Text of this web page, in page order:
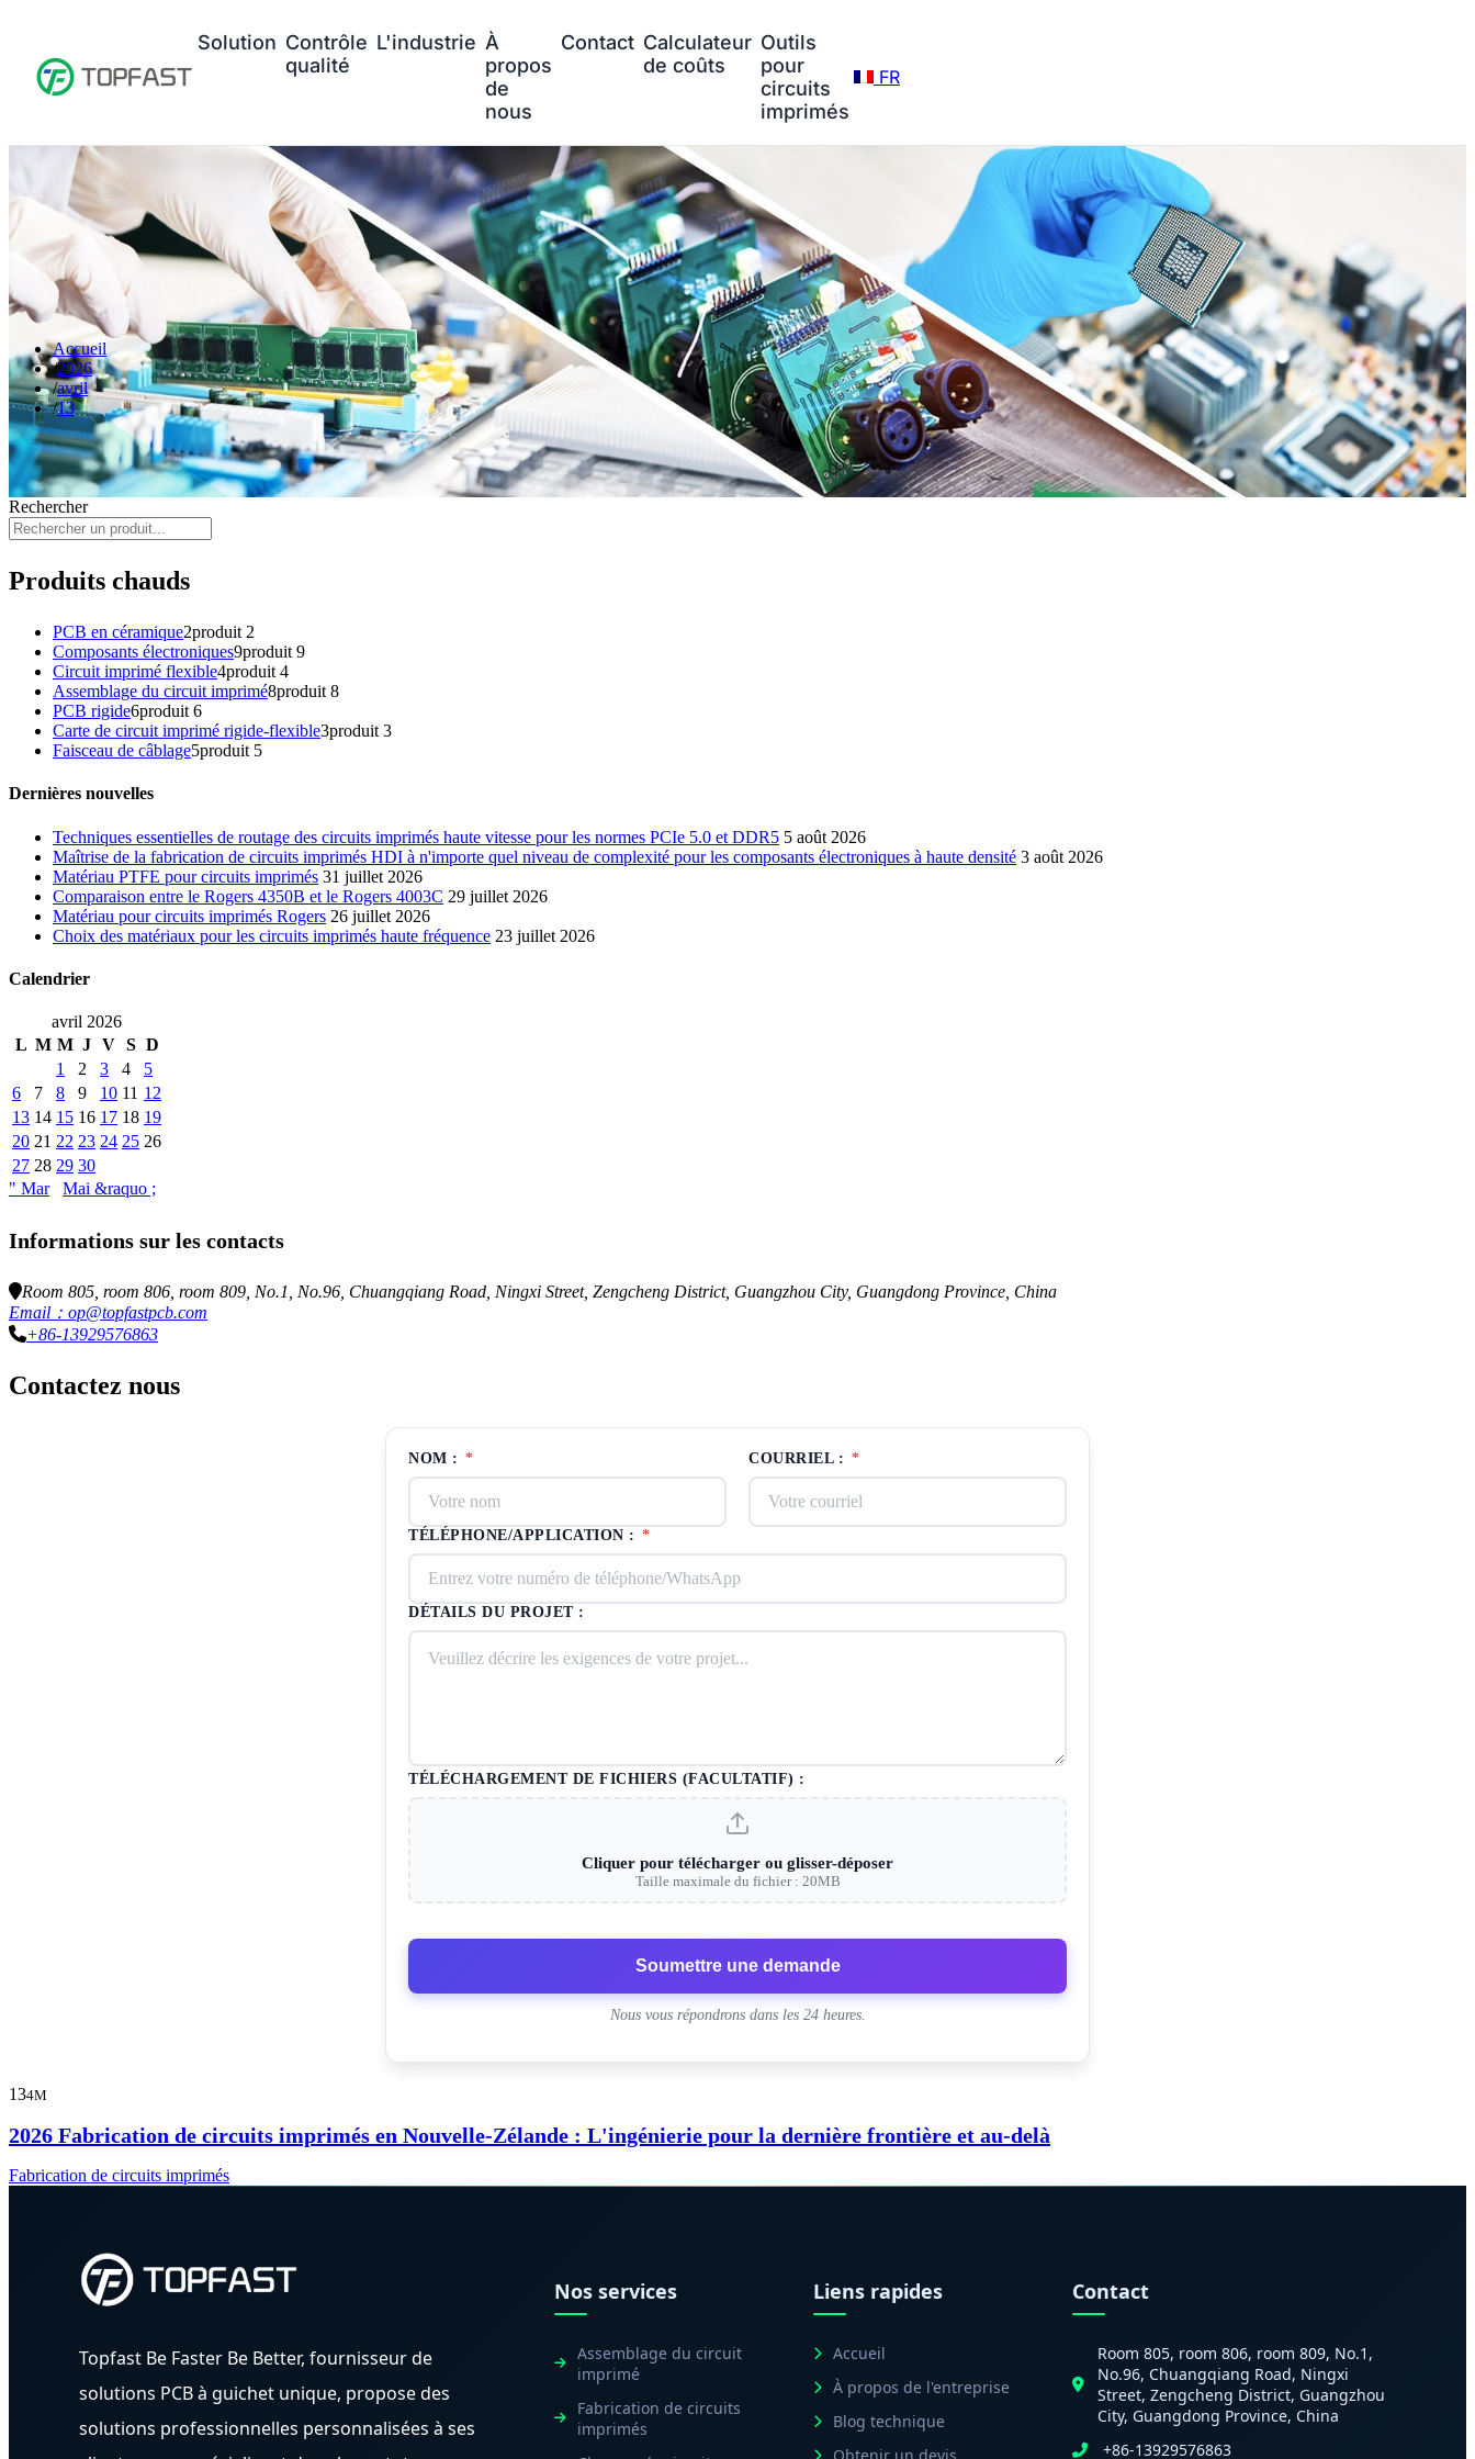
Solution Contrôle
qualité
L'industrie À
propos
de
nous
Contact Calculateur
de coûts
Outils
pour
circuits
imprimés
FR
Accueil
2026
avril
13
Rechercher
Produits chauds
PCB en céramique2produit 2
Composants électroniques9produit 9
Circuit imprimé flexible4produit 4
Assemblage du circuit imprimé8produit 8
PCB rigide6produit 6
Carte de circuit imprimé rigide-flexible3produit 3
Faisceau de câblage5produit 5
Dernières nouvelles
Techniques essentielles de routage des circuits imprimés haute vitesse pour les normes PCIe 5.0 et DDR5 5 août 2026
Maîtrise de la fabrication de circuits imprimés HDI à n'importe quel niveau de complexité pour les composants électroniques à haute densité 3 août 2026
Matériau PTFE pour circuits imprimés 31 juillet 2026
Comparaison entre le Rogers 4350B et le Rogers 4003C 29 juillet 2026
Matériau pour circuits imprimés Rogers 26 juillet 2026
Choix des matériaux pour les circuits imprimés haute fréquence 23 juillet 2026
Calendrier
avril 2026
L M M J V S D
1
2 3 4
5
6
7 8 9 10 11 12
13 14 15 16 17 18 19
20 21 22 23 24 25 26
27 28 29 30
" Mar
Mai &raquo ;
Informations sur les contacts
Room 805, room 806, room 809, No.1, No.96, Chuangqiang Road, Ningxi Street, Zengcheng District, Guangzhou City, Guangdong Province, China
Email：op@topfastpcb.com
+86-13929576863
Contactez nous
NOM : * COURRIEL : *
TÉLÉPHONE/APPLICATION : *
DÉTAILS DU PROJET :
TÉLÉCHARGEMENT DE FICHIERS (FACULTATIF) :
Cliquer pour télécharger ou glisser-déposer
Taille maximale du fichier : 20MB
Soumettre une demande
Nous vous répondrons dans les 24 heures.
134M
2026 Fabrication de circuits imprimés en Nouvelle-Zélande : L'ingénierie pour la dernière frontière et au-delà
Fabrication de circuits imprimés
Topfast Be Faster Be Better, fournisseur de
solutions PCB à guichet unique, propose des
solutions professionnelles personnalisées à ses
Nos services
Assemblage du circuit
imprimé
Fabrication de circuits
imprimés
Liens rapides
Accueil
À propos de l'entreprise
Blog technique
Contact
Room 805, room 806, room 809, No.1,
No.96, Chuangqiang Road, Ningxi
Street, Zengcheng District, Guangzhou
City, Guangdong Province, China
+86-13929576863